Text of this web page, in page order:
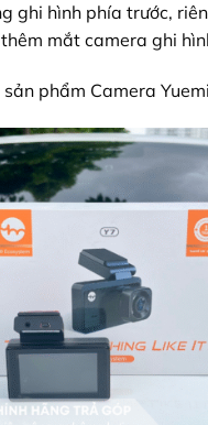
ghi hình phía trước,
thêm mắt camera ghi
phẩm Camera